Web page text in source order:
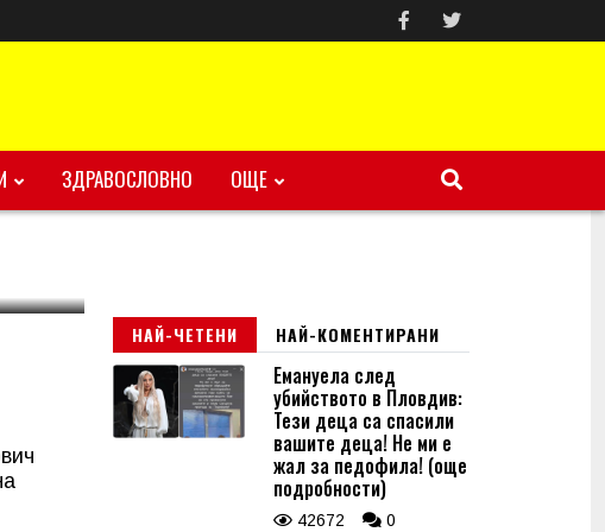
ЗДРАВОСЛОВНО ОЩЕ
НАЙ-ЧЕТЕНИ НАЙ-КОМЕНТИРАНИ
Емануела след
убийството в Пловдив:
Тези деца са спасили
вашите деца! Не ми е
жал за педофила! (още
подробности)
42672 0